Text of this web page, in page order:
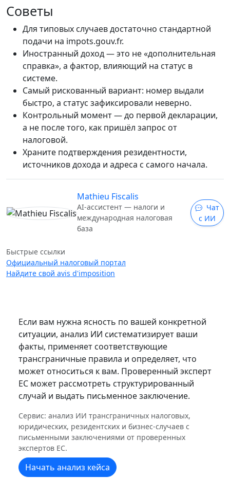
Советы
Для типовых случаев достаточно стандартной
подачи на impots.gouv.fr.
Иностранный доход — это не «дополнительная
справка», а фактор, влияющий на статус в
системе.
Самый рискованный вариант: номер выдали
быстро, а статус зафиксировали неверно.
Контрольный момент — до первой декларации,
а не после того, как пришёл запрос от
налоговой.
Храните подтверждения резидентности,
источников дохода и адреса с самого начала.
Mathieu Fiscalis
AI-ассистент — налоги и
международная налоговая
база
Чат
с ИИ
Быстрые ссылки
Официальный налоговый портал
Найдите свой avis d'imposition
Если вам нужна ясность по вашей конкретной
ситуации, анализ ИИ систематизирует ваши
факты, применяет соответствующие
трансграничные правила и определяет, что
может относиться к вам. Проверенный эксперт
ЕС может рассмотреть структурированный
случай и выдать письменное заключение.
Сервис: анализ ИИ трансграничных налоговых,
юридических, резидентских и бизнес-случаев с
письменными заключениями от проверенных
экспертов ЕС.
Начать анализ кейса